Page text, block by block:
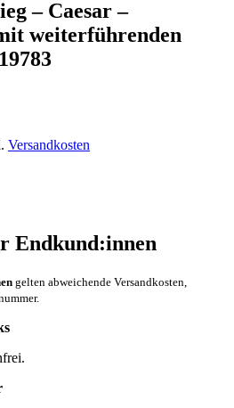
– Caesar –
weiterführenden
Versandkosten
Endkund:innen
gelten abweichende Versandkosten,